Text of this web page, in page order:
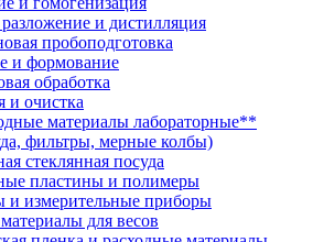
и дистилляция
пробоподготовка
и формование
обработка
и очистка
материалы лабораторные**
фильтры, мерные колбы)
стеклянная посуда
пластины и полимеры
и измерительные приборы
для весов